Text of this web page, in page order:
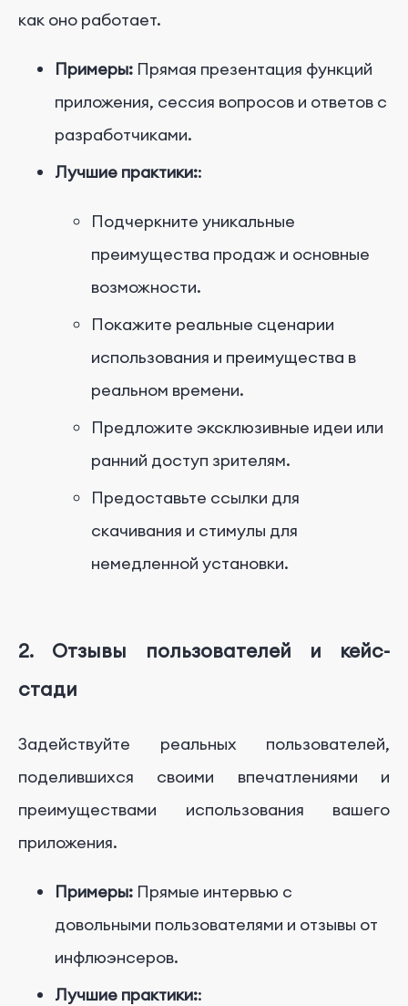
как оно работает.
Примеры: Прямая презентация функций
приложения, сессия вопросов и ответов с
разработчиками.
Лучшие практики::
Подчеркните уникальные
преимущества продаж и основные
возможности.
Покажите реальные сценарии
использования и преимущества в
реальном времени.
Предложите эксклюзивные идеи или
ранний доступ зрителям.
Предоставьте ссылки для
скачивания и стимулы для
немедленной установки.
2. Отзывы пользователей и кейс-
стади
Задействуйте реальных пользователей,
поделившихся своими впечатлениями и
преимуществами использования вашего
приложения.
Примеры: Прямые интервью с
довольными пользователями и отзывы от
инфлюэнсеров.
Лучшие практики::